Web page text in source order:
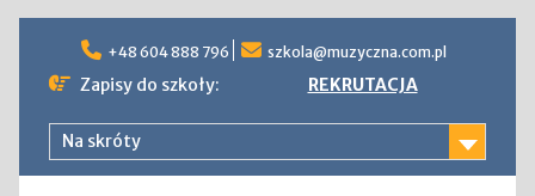
content
+48 604 888 796 szkola@muzyczna.com.pl
Zapisy do szkoły: REKRUTACJA
Na skróty